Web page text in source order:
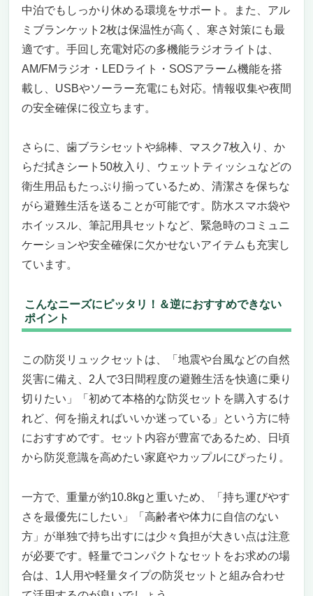
地震・台風・火災に対応した多機能防災リュ
ックセット
快適さと安全を両立した装備で安心の避難生
活を実現
こんな人におすすめ＆注意したいニーズ
「あんしんライフ 1人用20点防災リュックセッ
ッと詰まった安心セット
災害時の備えをしっかりサポート！必要なも
軽量で機能的なリュック＆多機能ライトが安
心のパートナーに
こんな人におすすめ！＆ニーズに合わない方
への注意点
中泊でもしっかり休める環境をサポート。また、アル
ミブランケット2枚は保温性が高く、寒さ対策にも最
適です。手回し充電対応の多機能ラジオライトは、
AM/FMラジオ・LEDライト・SOSアラーム機能を搭
載し、USBやソーラー充電にも対応。情報収集や夜間
の安全確保に役立ちます。
さらに、歯ブラシセットや綿棒、マスク7枚入り、か
らだ拭きシート50枚入り、ウェットティッシュなどの
衛生用品もたっぷり揃っているため、清潔さを保ちな
がら避難生活を送ることが可能です。防水スマホ袋や
ホイッスル、筆記用具セットなど、緊急時のコミュニ
ケーションや安全確保に欠かせないアイテムも充実し
ています。
こんなニーズにピッタリ！＆逆におすすめできない
ポイント
この防災リュックセットは、「地震や台風などの自然
災害に備え、2人で3日間程度の避難生活を快適に乗り
切りたい」「初めて本格的な防災セットを購入するけ
れど、何を揃えればいいか迷っている」という方に特
におすすめです。セット内容が豊富であるため、日頃
から防災意識を高めたい家庭やカップルにぴったり。
一方で、重量が約10.8kgと重いため、「持ち運びやす
さを最優先にしたい」「高齢者や体力に自信のない
方」が単独で持ち出すには少々負担が大きい点は注意
が必要です。軽量でコンパクトなセットをお求めの場
合は、1人用や軽量タイプの防災セットと組み合わせ